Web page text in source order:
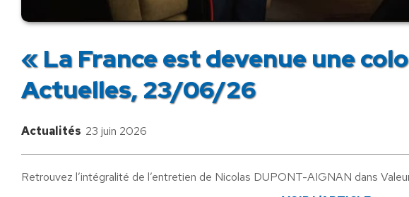
« La France est devenue une
Actuelles, 23/06/26
Actualités 23 juin 2026
Retrouvez l’intégralité de l’entretien de Nicolas DUPONT-AIGNAN dans